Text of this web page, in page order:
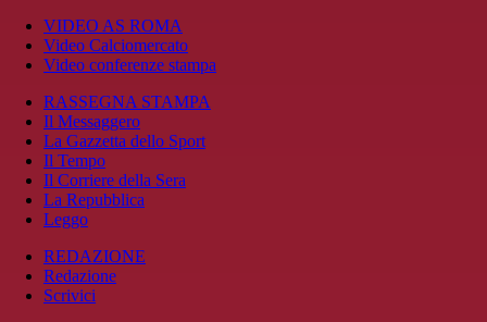
VIDEO AS ROMA
Video Calciomercato
Video conferenze stampa
RASSEGNA STAMPA
Il Messaggero
La Gazzetta dello Sport
Il Tempo
Il Corriere della Sera
La Repubblica
Leggo
REDAZIONE
Redazione
Scrivici